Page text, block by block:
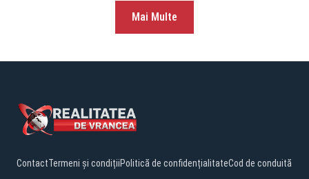
Mai Multe
ContactTermeni și condițiiPolitică de confidențialitateCod de conduită